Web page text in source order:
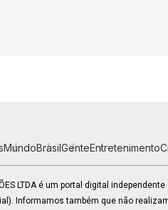
MundoBrasilGenteEntretenimento
LTDA é um portal digital
Informamos também que não